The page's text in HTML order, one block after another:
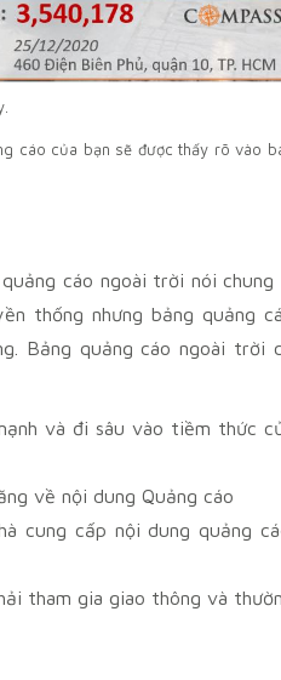
cáo của bạn sẽ được thấy rõ vào
cáo ngoài trời nói chung
thống nhưng bảng quảng
Bảng quảng cáo ngoài trời
và đi sâu vào tiềm thức
về nội dung Quảng cáo
cung cấp nội dung quảng
tham gia giao thông và